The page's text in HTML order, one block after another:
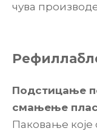
чува
Подстицање
смањење
Паковање